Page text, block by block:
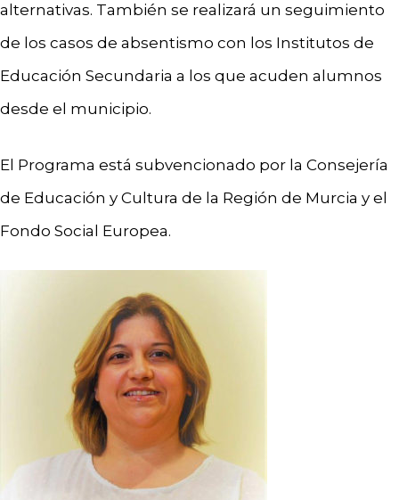
alternativas. También se realizará un seguimiento
de los casos de absentismo con los Institutos de
Educación Secundaria a los que acuden alumnos
desde el municipio.
El Programa está subvencionado por la Consejería
de Educación y Cultura de la Región de Murcia y el
Fondo Social Europea.